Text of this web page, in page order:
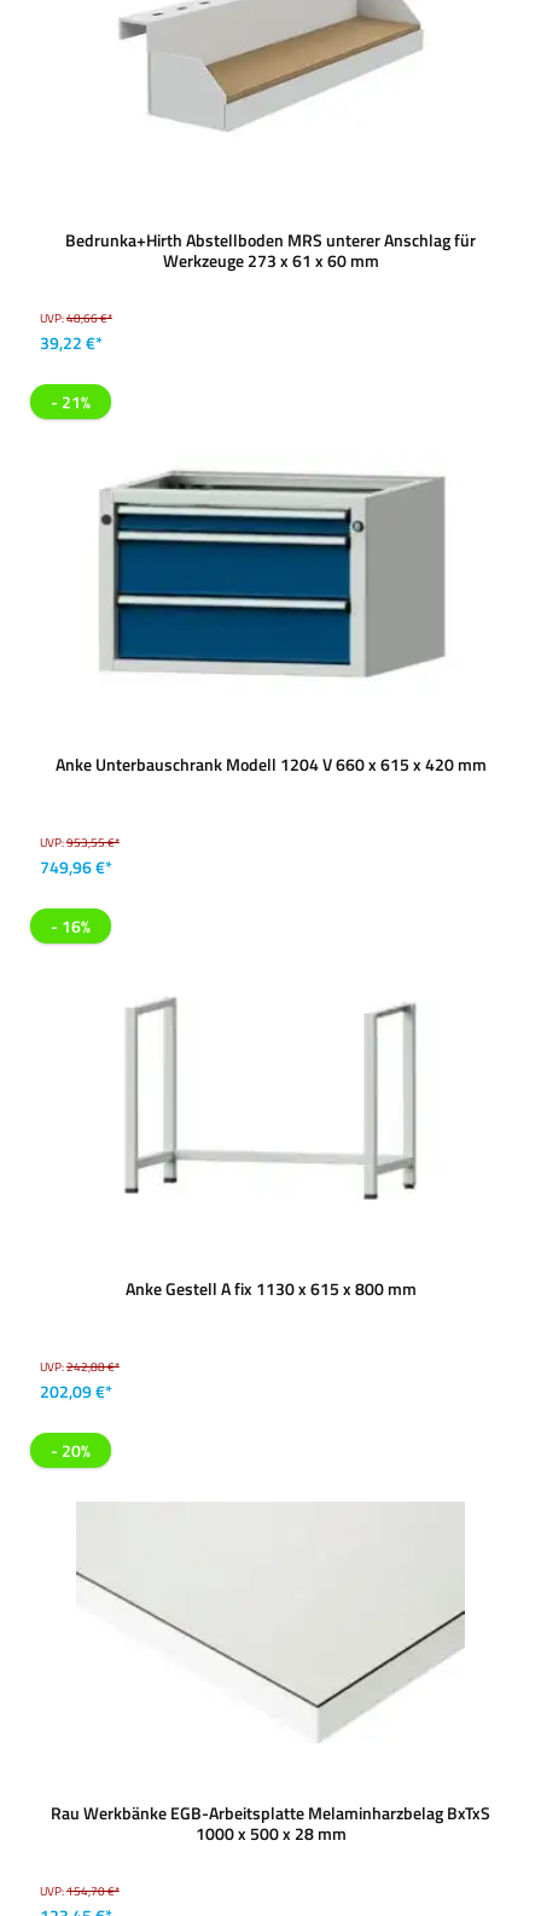
Bedrunka+Hirth Abstellboden MRS unterer Anschlag für
Werkzeuge 273 x 61 x 60 mm
UVP:48,66 €*
39,22 €*
- 21%
Anke Unterbauschrank Modell 1204 V 660 x 615 x 420 mm
UVP:953,55 €*
749,96 €*
- 16%
Anke Gestell A fix 1130 x 615 x 800 mm
UVP:242,88 €*
202,09 €*
- 20%
Rau Werkbänke EGB-Arbeitsplatte Melaminharzbelag BxTxS
1000 x 500 x 28 mm
UVP:154,70 €*